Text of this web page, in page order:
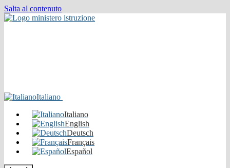
Salta al contenuto
Italiano
Italiano
English
Deutsch
Français
Español